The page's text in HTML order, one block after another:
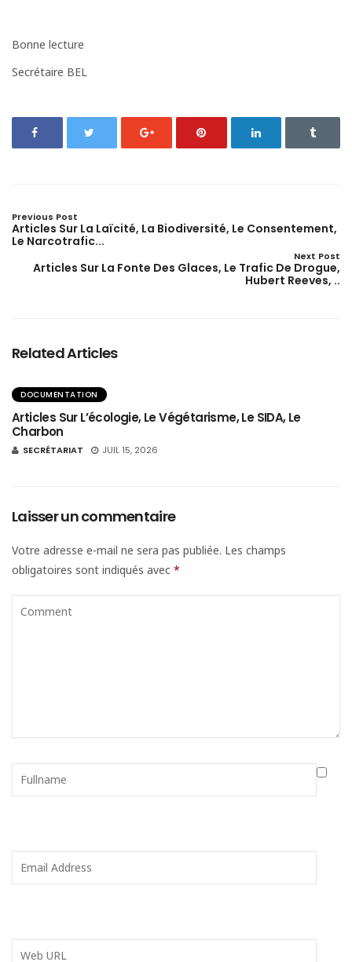
Bonne lecture
Secrétaire BEL
Previous Post
Articles Sur La Laïcité, La Biodiversité, Le Consentement,
Le Narcotrafic...
Next Post
Articles Sur La Fonte Des Glaces, Le Trafic De Drogue,
Hubert Reeves, ..
Related Articles
DOCUMENTATION
Articles Sur L’écologie, Le Végétarisme, Le SIDA, Le
Charbon
SECRÉTARIAT JUIL 15, 2026
Laisser un commentaire
Votre adresse e-mail ne sera pas publiée. Les champs
obligatoires sont indiqués avec *